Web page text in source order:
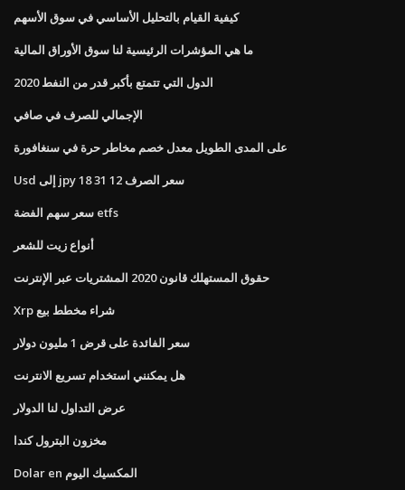
كيفية القيام بالتحليل الأساسي في سوق الأسهم
ما هي المؤشرات الرئيسية لنا سوق الأوراق المالية
الدول التي تتمتع بأكبر قدر من النفط 2020
الإجمالي للصرف في صافي
على المدى الطويل معدل خصم مخاطر حرة في سنغافورة
Usd إلى jpy سعر الصرف 12 31 18
سعر سهم الفضة etfs
أنواع زيت للشعر
حقوق المستهلك قانون 2020 المشتريات عبر الإنترنت
Xrp شراء مخطط بيع
سعر الفائدة على قرض 1 مليون دولار
هل يمكنني استخدام تسريع الانترنت
عرض التداول لنا الدولار
مخزون البترول كندا
Dolar en المكسيك اليوم